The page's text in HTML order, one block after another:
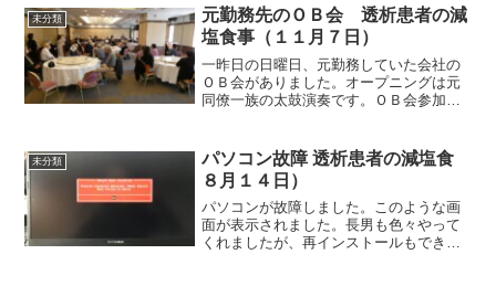
未分類
元勤務先のＯＢ会 透析患者の減
塩食事（１１月７日）
一昨日の日曜日、元勤務していた会社の
ＯＢ会がありました。オープニングは元
同僚一族の太鼓演奏です。ＯＢ会参加者
かれます。二次会まで参加しても日の明
るい内に帰ることができる...
未分類
パソコン故障 透析患者の減塩食
８月１４日）
パソコンが故障しました。このような画
面が表示されました。長男も色々やって
くれましたが、再インストールもできな